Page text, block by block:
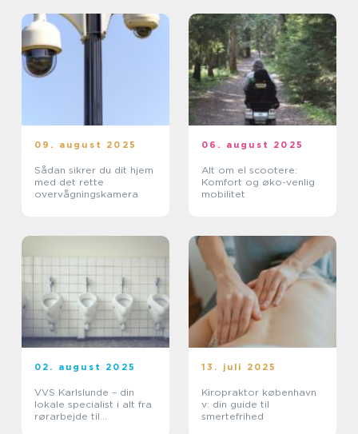
09. august 2025
Sådan sikrer du dit hjem
med det rette
overvågningskamera
06. august 2025
Alt om el scootere:
Komfort og øko-venlig
mobilitet
02. august 2025
VVS Karlslunde – din
lokale specialist i alt fra
rørarbejde til
13. juli 2025
Kiropraktor københavn
v: din guide til
smertefrihed